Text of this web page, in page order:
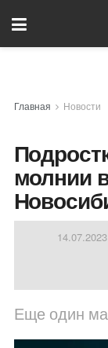
Главная Новости
молнии
14.07.2023
Еще один